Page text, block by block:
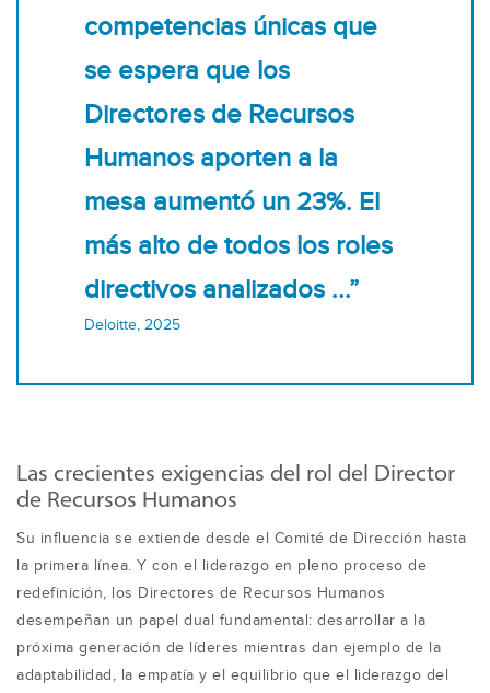
competencias únicas que
se espera que los
Directores de Recursos
Humanos aporten a la
mesa aumentó un 23%. El
más alto de todos los roles
directivos analizados ...”
Deloitte, 2025
Las crecientes exigencias del rol del Director
de Recursos Humanos
Su influencia se extiende desde el Comité de Dirección hasta
la primera línea. Y con el liderazgo en pleno proceso de
redefinición, los Directores de Recursos Humanos
desempeñan un papel dual fundamental: desarrollar a la
próxima generación de líderes mientras dan ejemplo de la
adaptabilidad, la empatía y el equilibrio que el liderazgo del